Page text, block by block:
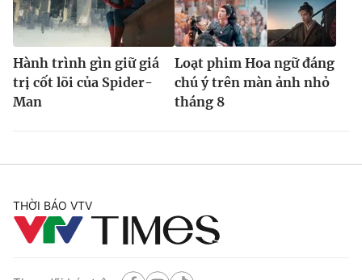
Hành trình gìn giữ giá
trị cốt lõi của Spider-
Man
Loạt phim Hoa ngữ đáng
chú ý trên màn ảnh nhỏ
tháng 8
THỜI BÁO VTV